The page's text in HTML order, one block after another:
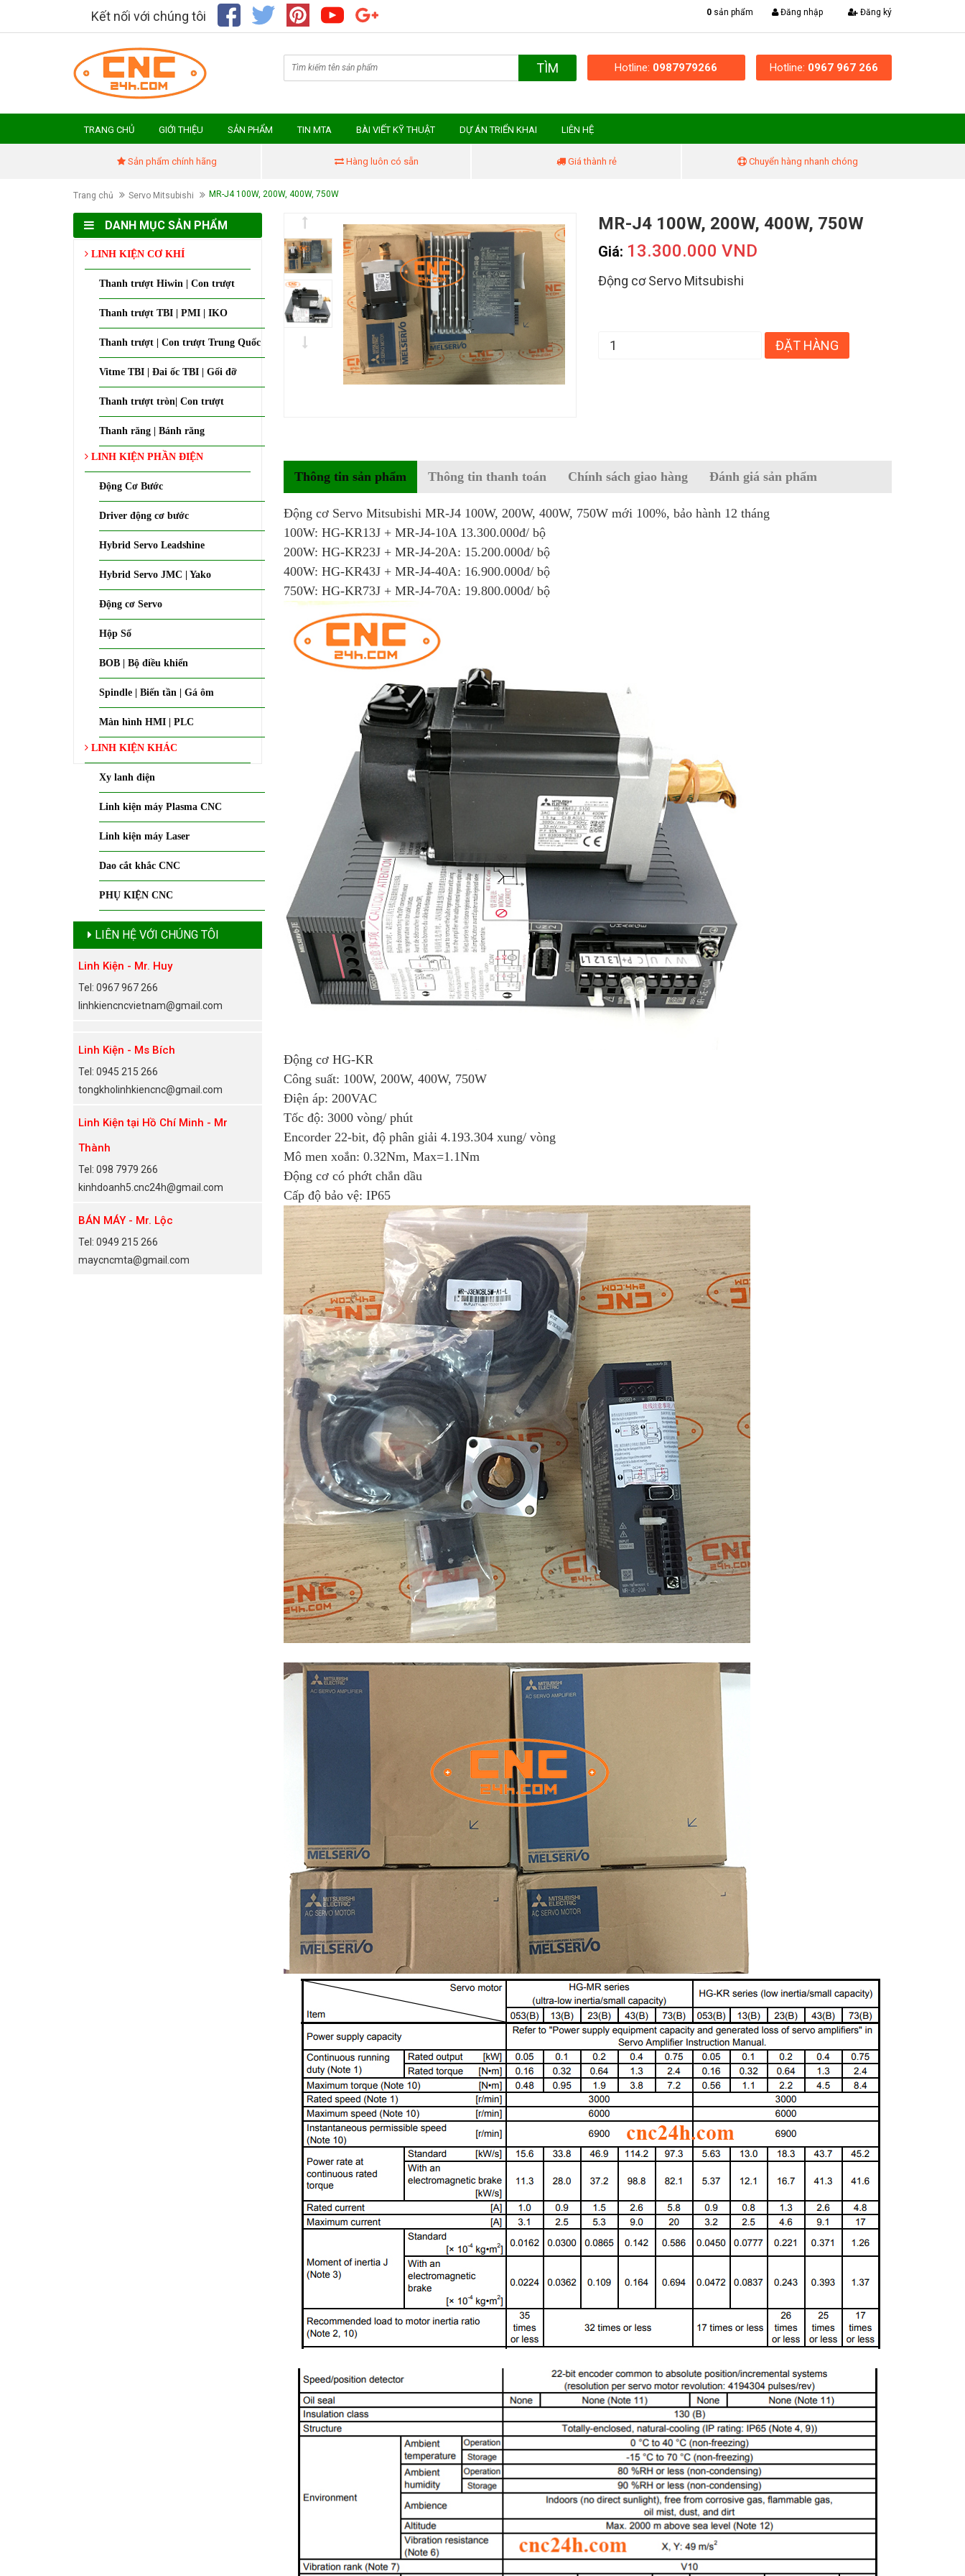
Kết nối với chúng tôi 0 sản phẩm Đăng nhập Đăng ký
TÌM Hotline: 0987979266 Hotline: 0967 967 266
TRANG CHỦ GIỚI THIỆU SẢN PHẨM TIN MTA BÀI VIẾT KỸ THUẬT DỰ ÁN TRIỂN KHAI LIÊN HỆ
Sản phẩm chính hãng Hàng luôn có sẵn Giá thành rẻ Chuyển hàng nhanh chóng
Trang chủ Servo Mitsubishi MR-J4 100W, 200W, 400W, 750W
DANH MỤC SẢN PHẨM
LINH KIỆN CƠ KHÍ
Thanh trượt Hiwin | Con trượt
Thanh trượt TBI | PMI | IKO
Thanh trượt | Con trượt Trung Quốc
Vitme TBI | Đai ốc TBI | Gối đỡ
Thanh trượt tròn| Con trượt
Thanh răng | Bánh răng
LINH KIỆN PHẦN ĐIỆN
Động Cơ Bước
Driver động cơ bước
Hybrid Servo Leadshine
Hybrid Servo JMC | Yako
Động cơ Servo
Hộp Số
BOB | Bộ điều khiển
Spindle | Biến tần | Gá ôm
Màn hình HMI | PLC
LINH KIỆN KHÁC
Xy lanh điện
Linh kiện máy Plasma CNC
Linh kiện máy Laser
Dao cắt khắc CNC
PHỤ KIỆN CNC
LIÊN HỆ VỚI CHÚNG TÔI
Linh Kiện - Mr. Huy
Tel: 0967 967 266
linhkiencncvietnam@gmail.com
Linh Kiện - Ms Bích
Tel: 0945 215 266
tongkholinhkiencnc@gmail.com
Linh Kiện tại Hồ Chí Minh - Mr
Thành
Tel: 098 7979 266
kinhdoanh5.cnc24h@gmail.com
BÁN MÁY - Mr. Lộc
Tel: 0949 215 266
maycncmta@gmail.com
MR-J4 100W, 200W, 400W, 750W
Giá: 13.300.000 VND
Động cơ Servo Mitsubishi
ĐẶT HÀNG
Thông tin sản phẩm Thông tin thanh toán Chính sách giao hàng Đánh giá sản phẩm
Động cơ Servo Mitsubishi MR-J4 100W, 200W, 400W, 750W mới 100%, bảo hành 12 tháng
100W: HG-KR13J + MR-J4-10A 13.300.000đ/ bộ
200W: HG-KR23J + MR-J4-20A: 15.200.000đ/ bộ
400W: HG-KR43J + MR-J4-40A: 16.900.000đ/ bộ
750W: HG-KR73J + MR-J4-70A: 19.800.000đ/ bộ
Động cơ HG-KR
Công suất: 100W, 200W, 400W, 750W
Điện áp: 200VAC
Tốc độ: 3000 vòng/ phút
Encorder 22-bit, độ phân giải 4.193.304 xung/ vòng
Mô men xoắn: 0.32Nm, Max=1.1Nm
Động cơ có phớt chắn dầu
Cấp độ bảo vệ: IP65